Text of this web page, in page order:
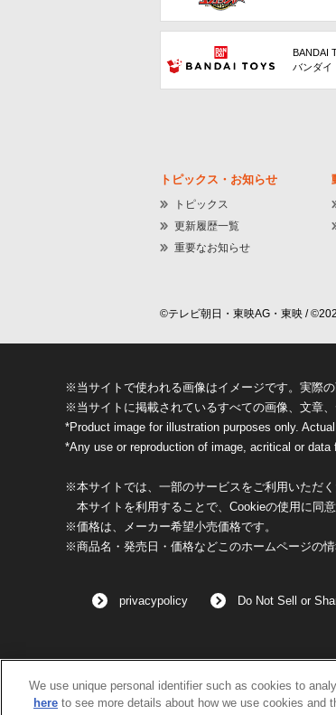
BANDAI
バンダイ
トピックス・お知らせ
トピックス
更新履歴一覧
重要なお知らせ
©テレビ朝日・東映AG・東映 /
※当サイトで使われる画像はイメージです。実際
※当サイトに掲載されているすべての画像、文章
*Product image for illustration purposes only.
*Any use or reproduction of image, acritical or data
※本サイトでは、一部のサービスをご利用いただ
本サイトを利用することで、Cookieの使用に同
※価格は、メーカー希望小売価格です。
※商品名・発売日・価格などこのホームページの
privacypolicy Do Not Sell or
We use unique personal identifier such as cookies to
here to see more details about how we use cookies and